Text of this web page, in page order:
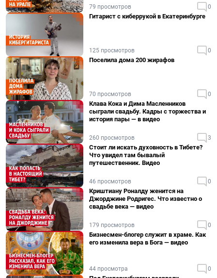
79 просмотров 0
Гитарист с киберрукой в Екатеринбурге
125 просмотров 0
Поселила дома 200 жирафов
70 просмотров 0
Клава Кока и Дима Масленников
сыграли свадьбу. Кадры с торжества и
история пары — в видео
260 просмотров 3
Стоит ли искать духовность в Тибете?
Что увидел там бывалый
путешественник. Видео
46 просмотров 0
Криштиану Роналду женится на
Джорджине Родригес. Что известно о
свадьбе века — видео
179 просмотров 0
Бизнесмен-блогер служит в храме. Как
его изменила вера в Бога — видео
44 просмотра 0